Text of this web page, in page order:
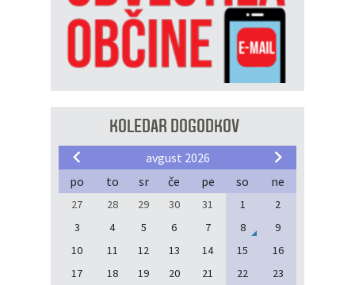
KOLEDAR DOGODKOV
avgust 2026
po
to sr če pe so ne
27 28 29 30 31 1
2
3
4 5 6 7 8
9
10
11 12 13 14 15
16
17
18 19 20 21 22
23